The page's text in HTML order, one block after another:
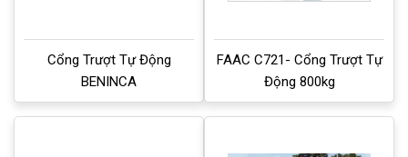
Cổng Trượt Tự Động
BENINCA
FAAC C721- Cổng Trượt Tự
Động 800kg